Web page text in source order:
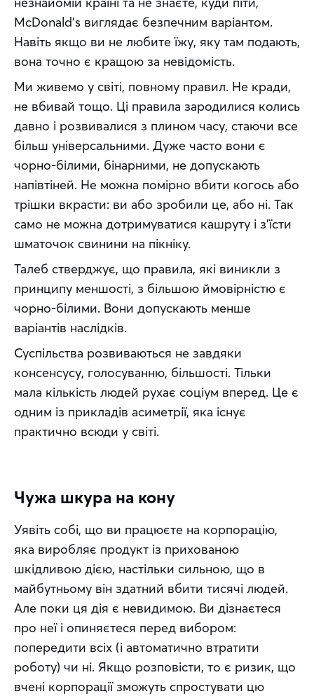
McDonald’s виглядає безпечним варіантом.
Навіть якщо ви не любите їжу, яку там подають,
вона точно є кращою за невідомість.
Ми живемо у світі, повному правил. Не кради,
не вбивай тощо. Ці правила зародилися колись
давно і розвивалися з плином часу, стаючи все
більш універсальними. Дуже часто вони є
чорно-білими, бінарними, не допускають
напівтіней. Не можна помірно вбити когось або
трішки вкрасти: ви або зробили це, або ні. Так
само не можна дотримуватися кашруту і з’їсти
шматочок свинини на пікніку.
Талеб стверджує, що правила, які виникли з
принципу меншості, з більшою ймовірністю є
чорно-білими. Вони допускають менше
варіантів наслідків.
Суспільства розвиваються не завдяки
консенсусу, голосуванню, більшості. Тільки
мала кількість людей рухає соціум вперед. Це є
одним із прикладів асиметрії, яка існує
практично всюди у світі.
Чужа шкура на кону
Уявіть собі, що ви працюєте на корпорацію,
яка виробляє продукт із прихованою
шкідливою дією, настільки сильною, що в
майбутньому він здатний вбити тисячі людей.
Але поки ця дія є невидимою. Ви дізнаєтеся
про неї і опиняєтеся перед вибором:
попередити всіх (і автоматично втратити
роботу) чи ні. Якщо розповісти, то є ризик, що
вчені корпорації зможуть спростувати цю